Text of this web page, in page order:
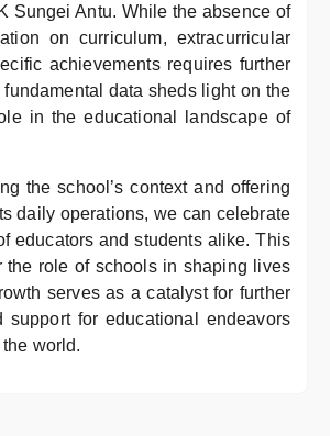
Sungei Antu. While the absence of
on curriculum, extracurricular
achievements requires further
data sheds light on the
in the educational landscape of
the school’s context and offering
daily operations, we can celebrate
educators and students alike. This
the role of schools in shaping lives
serves as a catalyst for further
support for educational endeavors
world.